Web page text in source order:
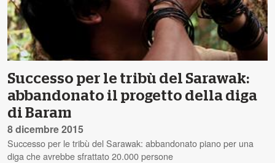
Successo per le tribù del Sarawak:
abbandonato il progetto della diga
di Baram
8 dicembre 2015
Successo per le tribù del Sarawak: abbandonato piano per una
diga che avrebbe sfrattato 20.000 persone